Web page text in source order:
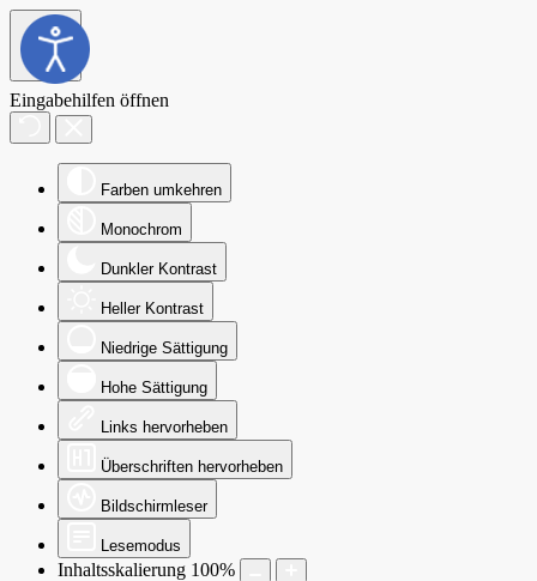
Eingabehilfen öffnen
Farben umkehren
Monochrom
Dunkler Kontrast
Heller Kontrast
Niedrige Sättigung
Hohe Sättigung
Links hervorheben
Überschriften hervorheben
Bildschirmleser
Lesemodus
Inhaltsskalierung 100%